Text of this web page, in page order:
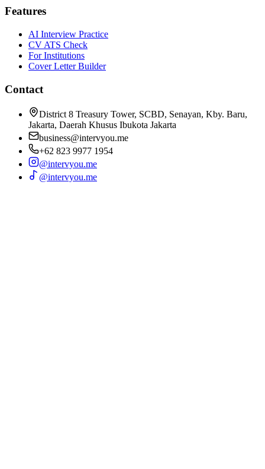
Features
AI Interview Practice
CV ATS Check
For Institutions
Cover Letter Builder
Contact
District 8 Treasury Tower, SCBD, Senayan, Kby. Baru,
Jakarta, Daerah Khusus Ibukota Jakarta
business@intervyou.me
+62 823 9977 1954
@intervyou.me
@intervyou.me